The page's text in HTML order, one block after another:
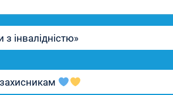
інвалідністю»